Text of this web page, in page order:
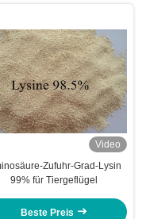
Video
Zufuhr-Grad-Lysin
99% für Tiergeflügel
Beste Preis